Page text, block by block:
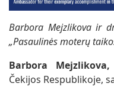
Barbora Mejzlikova ir
„Pasaulinės moterų
Barbora Mejzlikova,
Čekijos Respublikoje,